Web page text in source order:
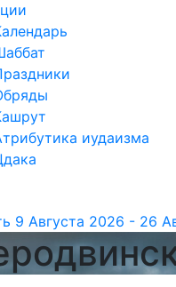
иудаизма
9 Августа 2026 - 26